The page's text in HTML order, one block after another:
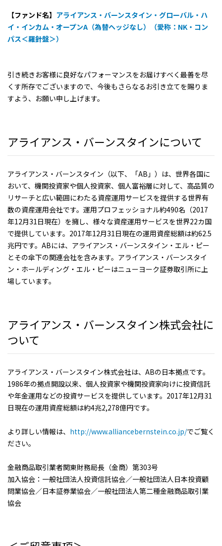
【ファンド名】 アライアンス・バーンスタイン・グローバル・ハ
イ・インカム・オープンA（為替ヘッジなし）（愛称：NK・コン
パス＜羅針盤＞）
引き続きお客様に良好なパフォーマンスをお届けすべく最善を尽
くす所存でございますので、今後もさらなるお引き立てを賜りま
すよう、お願い申し上げます。
アライアンス・バーンスタインについて
アライアンス・バーンスタイン（以下、「AB」）は、世界各国に
おいて、機関投資家や個人投資家、個人富裕層に対して、高品質の
リサーチと広い範囲にわたる資産運用サービスを提供する世界有
数の資産運用会社です。運用プロフェッショナル約490名（2017
年12月31日現在）を擁し、様々な資産運用サービスを世界22カ国
で提供しています。2017年12月31日現在の運用資産総額は約62.5
兆円です。ABには、アライアンス・バーンスタイン・エル・ピー
とその傘下の関連会社を含みます。アライアンス・バーンスタイ
ン・ホールディング・エル・ピーはニューヨーク証券取引所に上
場しています。
アライアンス・バーンスタイン株式会社に
ついて
アライアンス・バーンスタイン株式会社は、ABの日本拠点です。
1986年の拠点開設以来、個人投資家や機関投資家向けに投資信託
や年金運用などの投資サービスを提供しています。2017年12月31
日現在の運用資産総額は約4兆2,278億円です。
より詳しい情報は、 http://www.alliancebernstein.co.jp/でご覧く
ださい。
金融商品取引業者関東財務局長（金商）第303号
加入協会：一般社団法人投資信託協会／一般社団法人日本投資顧
問業協会／日本証券業協会／一般社団法人第二種金融商品取引業
協会